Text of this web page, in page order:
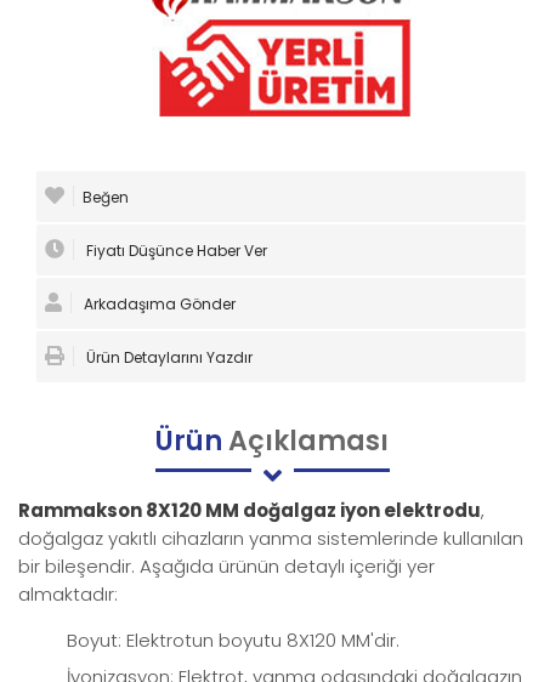
Beğen
Fiyatı Düşünce Haber Ver
Arkadaşıma Gönder
Ürün Detaylarını Yazdır
ÜrünAçıklaması
Rammakson 8X120 MM doğalgaz iyon elektrodu,
doğalgaz yakıtlı cihazların yanma sistemlerinde kullanılan
bir bileşendir. Aşağıda ürünün detaylı içeriği yer
almaktadır:
Boyut: Elektrotun boyutu 8X120 MM'dir.
İyonizasyon: Elektrot, yanma odasındaki doğalgazın